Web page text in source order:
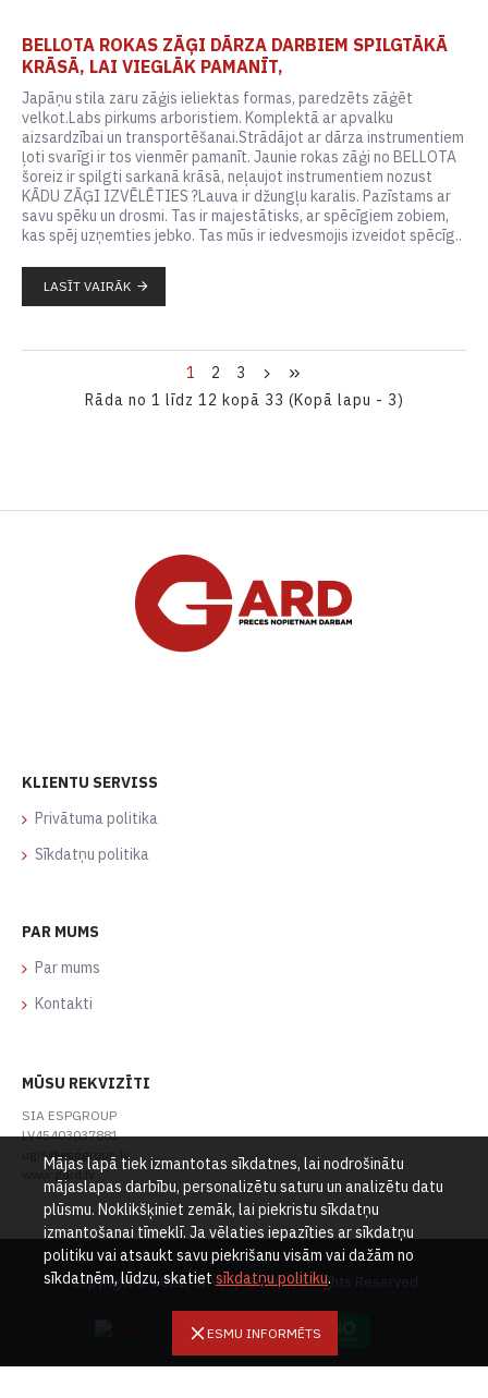
BELLOTA ROKAS ZĀĢI DĀRZA DARBIEM SPILGTĀKĀ
KRĀSĀ, LAI VIEGLĀK PAMANĪT,
Japāņu stila zaru zāģis ieliektas formas, paredzēts zāģēt
velkot.Labs pirkums arboristiem. Komplektā ar apvalku
aizsardzībai un transportēšanai.Strādājot ar dārza instrumentiem
ļoti svarīgi ir tos vienmēr pamanīt. Jaunie rokas zāģi no BELLOTA
šoreiz ir spilgti sarkanā krāsā, neļaujot instrumentiem nozust
KĀDU ZĀĢI IZVĒLĒTIES ?Lauva ir džungļu karalis. Pazīstams ar
savu spēku un drosmi. Tas ir majestātisks, ar spēcīgiem zobiem,
kas spēj uzņemties jebko. Tas mūs ir iedvesmojis izveidot spēcīg..
LASĪT VAIRĀK
1 2
3
Rāda no 1 līdz 12 kopā 33 (Kopā lapu - 3)
KLIENTU SERVISS
Privātuma politika
Sīkdatņu politika
PAR MUMS
Par mums
Kontakti
MŪSU REKVIZĪTI
SIA ESPGROUP
LV45403037881
ugis@espgroup.lv
www.gard.lv
Copyright © 2021, SIA Esp Group, All Rights Reserved
ESMU INFORMĒTS
Mājas lapā tiek izmantotas sīkdatnes, lai nodrošinātu
mājaslapas darbību, personalizētu saturu un analizētu datu
plūsmu. Noklikšķiniet zemāk, lai piekristu sīkdatņu
izmantošanai tīmeklī. Ja vēlaties iepazīties ar sīkdatņu
politiku vai atsaukt savu piekrišanu visām vai dažām no
sīkdatnēm, lūdzu, skatiet sīkdatņu politiku.